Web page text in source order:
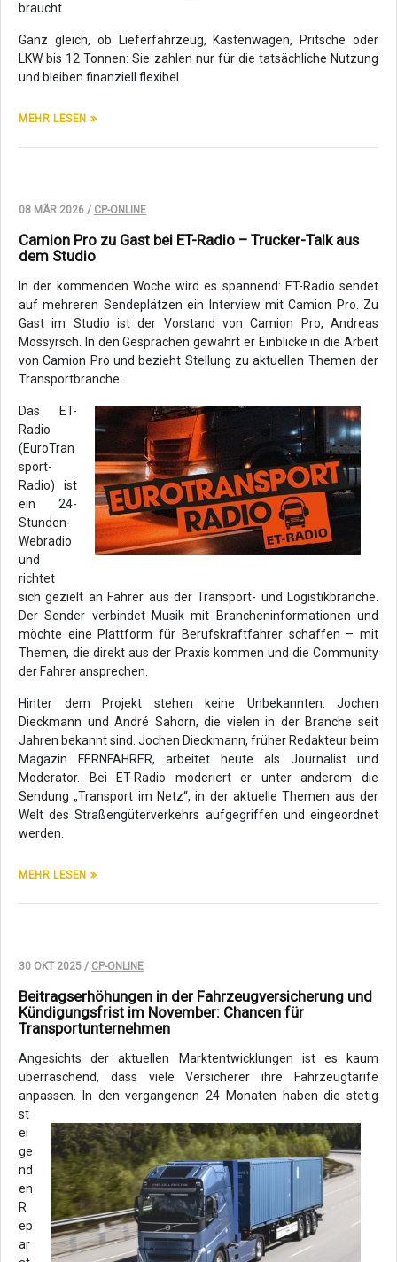
braucht.
Ganz gleich, ob Lieferfahrzeug, Kastenwagen, Pritsche oder
LKW bis 12 Tonnen: Sie zahlen nur für die tatsächliche Nutzung
und bleiben finanziell flexibel.
MEHR LESEN
08 MÄR 2026 / CP-ONLINE
Camion Pro zu Gast bei ET-Radio – Trucker-Talk aus
dem Studio
In der kommenden Woche wird es spannend: ET-Radio sendet
auf mehreren Sendeplätzen ein Interview mit Camion Pro. Zu
Gast im Studio ist der Vorstand von Camion Pro, Andreas
Mossyrsch. In den Gesprächen gewährt er Einblicke in die Arbeit
von Camion Pro und bezieht Stellung zu aktuellen Themen der
Transportbranche.
Das ET-
Radio
(EuroTran
sport-
Radio) ist
ein 24-
Stunden-
Webradio
und
richtet
sich gezielt an Fahrer aus der Transport- und Logistikbranche.
Der Sender verbindet Musik mit Brancheninformationen und
möchte eine Plattform für Berufskraftfahrer schaffen – mit
Themen, die direkt aus der Praxis kommen und die Community
der Fahrer ansprechen.
Hinter dem Projekt stehen keine Unbekannten: Jochen
Dieckmann und André Sahorn, die vielen in der Branche seit
Jahren bekannt sind. Jochen Dieckmann, früher Redakteur beim
Magazin FERNFAHRER, arbeitet heute als Journalist und
Moderator. Bei ET-Radio moderiert er unter anderem die
Sendung „Transport im Netz“, in der aktuelle Themen aus der
Welt des Straßengüterverkehrs aufgegriffen und eingeordnet
werden.
MEHR LESEN
30 OKT 2025 / CP-ONLINE
Beitragserhöhungen in der Fahrzeugversicherung und
Kündigungsfrist im November: Chancen für
Transportunternehmen
Angesichts der aktuellen Marktentwicklungen ist es kaum
überraschend, dass viele Versicherer ihre Fahrzeugtarife
anpassen.
In den vergangenen 24 Monaten haben die stetig
st
ei
ge
nd
en
R
ep
ar